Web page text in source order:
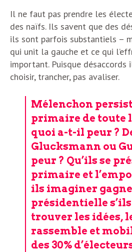
Il ne faut pas prendre les
des naïfs. Ils savent que des
ils sont parfois substantiels –
qui unit la gauche et ce qui
important. Puisque désaccords
choisir, trancher, pas avaliser.
Mélenchon
primaire de toute
quoi a-t-il peur ?
Glucksmann ou
peur ? Qu’ils se
primaire et
ils imaginer
présidentielle
trouver les idées,
rassemble et
des 30%